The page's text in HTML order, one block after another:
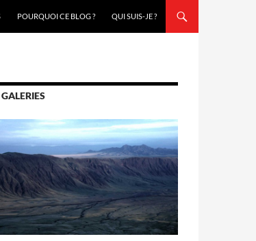
POURQUOI CE BLOG ? QUI SUIS-JE ?
GALERIES